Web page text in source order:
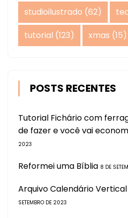
studioilustrado (62)
tutorial (123) xmas (15)
POSTS RECENTES
Tutorial Fichário com
de fazer e você vai
2023
Reformei uma Bíblia 8 DE
Arquivo Calendário
SETEMBRO DE 2023